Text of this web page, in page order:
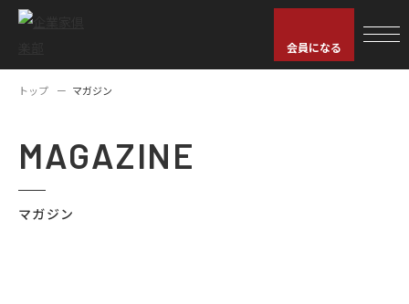
会員になる
トップ マガジン
MAGAZINE
マガジン